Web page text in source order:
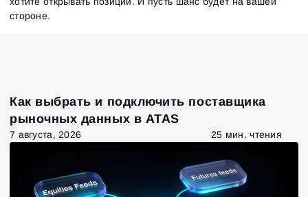
стороне.
Как выбрать и подключить поставщика
рыночных данных в ATAS
7 августа, 2026 25 мин. чтения